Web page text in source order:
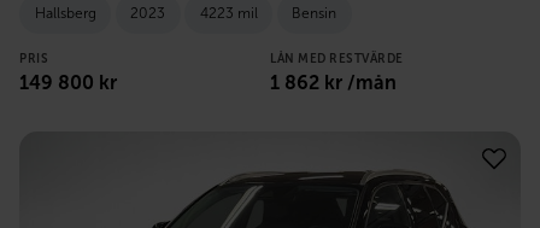
Hallsberg 2023 4223 mil Bensin
PRIS
149 800 kr
LÅN MED RESTVÄRDE
1 862 kr /mån